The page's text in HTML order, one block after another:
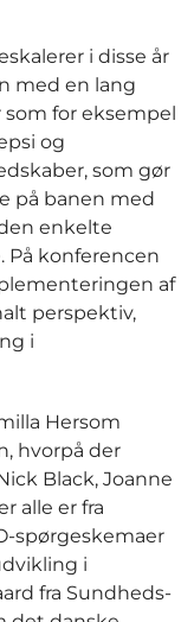
i disse år
med en lang
for eksempel
og
som gør
på banen med
enkelte
På konferencen
af
perspektiv,
i
Hersom
hvorpå der
Black, Joanne
alle er fra
spørgeskemaer
i
fra Sundheds-